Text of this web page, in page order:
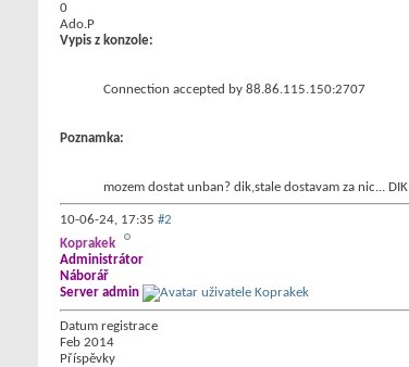
0
Ado.P
Vypis z konzole:
Connection accepted by 88.86.115.150:2707
Poznamka:
mozem dostat unban? dik,stale dostavam za nic... DIK
10-06-24, 17:35 #2
Koprakek
Administrátor
Náborář
Server admin
Datum registrace
Feb 2014
Příspěvky